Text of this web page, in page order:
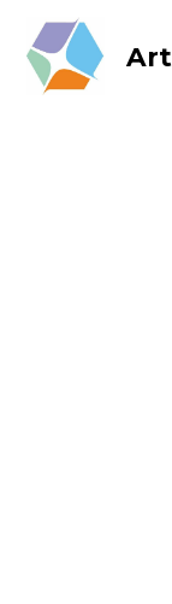
content